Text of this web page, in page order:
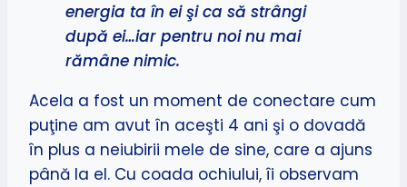
energia ta în ei şi ca să strângi
după ei…iar pentru noi nu mai
rămâne nimic.
Acela a fost un moment de conectare cum
puţine am avut în aceşti 4 ani şi o dovadă
în plus a neiubirii mele de sine, care a ajuns
până la el. Cu coada ochiului, îi observam